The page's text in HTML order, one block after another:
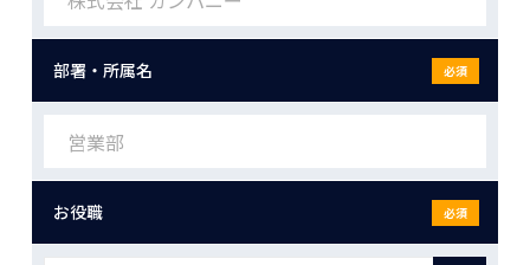
部署・所属名 必須
お役職 必須